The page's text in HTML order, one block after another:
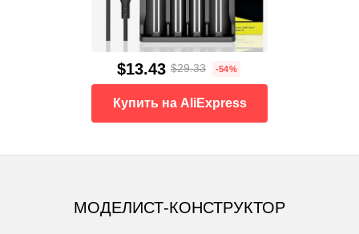
$13.43 $29.33 -54%
Купить на AliExpress
МОДЕЛИСТ-КОНСТРУКТОР